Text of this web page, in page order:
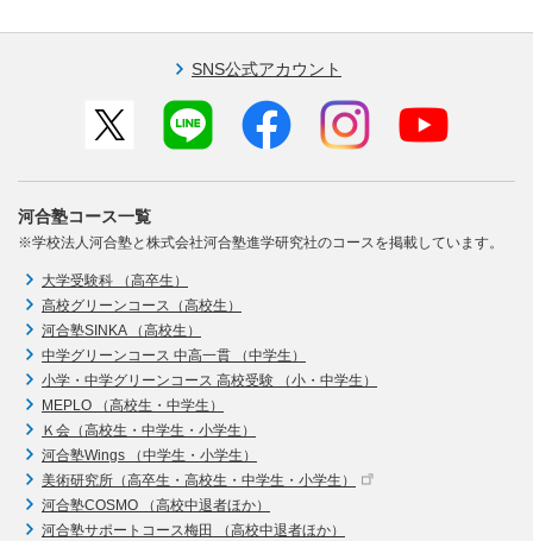
SNS公式アカウント
河合塾コース一覧
※学校法人河合塾と株式会社河合塾進学研究社のコースを掲載しています。
大学受験科 （高卒生）
高校グリーンコース（高校生）
河合塾SINKA （高校生）
中学グリーンコース 中高一貫 （中学生）
小学・中学グリーンコース 高校受験 （小・中学生）
MEPLO （高校生・中学生）
Ｋ会（高校生・中学生・小学生）
河合塾Wings （中学生・小学生）
美術研究所（高卒生・高校生・中学生・小学生）
河合塾COSMO （高校中退者ほか）
河合塾サポートコース梅田 （高校中退者ほか）